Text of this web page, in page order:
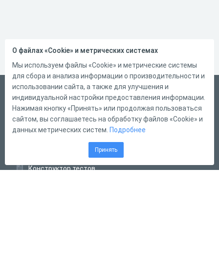
Русский
Справка
Форма обратной связи
Конструктор тестов
О файлах «Cookie» и метрических системах
Мы используем файлы «Cookie» и метрические системы
для сбора и анализа информации о производительности и
использовании сайта, а также для улучшения и
индивидуальной настройки предоставления информации.
Нажимая кнопку «Принять» или продолжая пользоваться
сайтом, вы соглашаетесь на обработку файлов «Cookie» и
данных метрических систем. Подробнее
Принять